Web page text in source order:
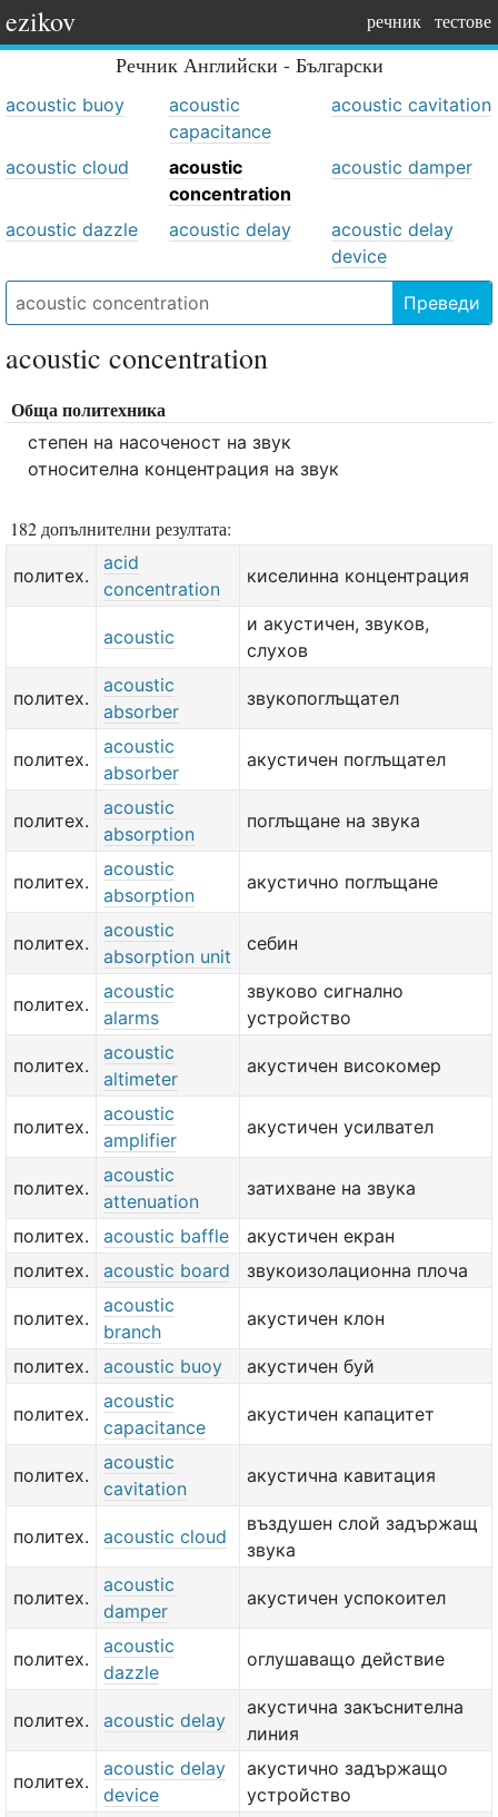
ezikov речник тестове
Речник Английски - Български
acoustic buoy
acoustic
capacitance
acoustic cavitation
acoustic cloud
acoustic
concentration
acoustic damper
acoustic dazzle acoustic delay
acoustic delay
device
Преведи
acoustic concentration
Обща политехника
степен на насоченост на звук
относителна концентрация на звук
182 допълнителни резултата:
политех.
acid
concentration
киселинна концентрация
acoustic
и акустичен, звуков,
слухов
политех.
acoustic
absorber
звукопоглъщател
политех.
acoustic
absorber
акустичен поглъщател
политех.
acoustic
absorption
поглъщане на звука
политех.
acoustic
absorption
акустично поглъщане
политех.
acoustic
absorption unit
себин
политех.
acoustic
alarms
звуково сигнално
устройство
политех.
acoustic
altimeter
акустичен високомер
политех.
acoustic
amplifier
акустичен усилвател
политех.
acoustic
attenuation
затихване на звука
политех. acoustic baffle
акустичен екран
политех.
acoustic board звукоизолационна плоча
политех.
acoustic
branch
акустичен клон
политех. acoustic buoy акустичен буй
политех.
acoustic
capacitance
акустичен капацитет
политех.
acoustic
cavitation
акустична кавитация
политех. acoustic cloud
въздушен слой задържащ
звука
политех.
acoustic
damper
акустичен успокоител
политех.
acoustic
dazzle
оглушаващо действие
политех. acoustic delay
акустична закъснителна
линия
политех.
acoustic delay
device
акустично задържащо
устройство